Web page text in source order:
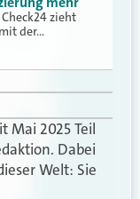
zieht
der…
Mai 2025 Teil
Dabei
Welt: Sie